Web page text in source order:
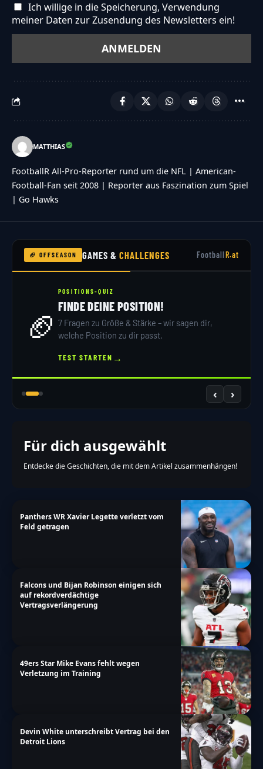
Ich willige in die Speicherung, Verwendung
meiner Daten zur Zusendung des Newsletters ein!
MATTHIAS
FootballR All-Pro-Reporter rund um die NFL | American-
Football-Fan seit 2008 | Reporter aus Faszination zum Spiel
| Go Hawks
🏈 OFFSEASON GAMES &CHALLENGES FootballR.at
🏈
POSITIONS-QUIZ
FINDE DEINE POSITION!
7 Fragen zu Größe & Stärke – wir sagen dir,
welche Position zu dir passt.
TEST STARTEN →
‹ ›
Für dich ausgewählt
Entdecke die Geschichten, die mit dem Artikel zusammenhängen!
Panthers WR Xavier Legette verletzt vom
Feld getragen
Falcons und Bijan Robinson einigen sich
auf rekordverdächtige
Vertragsverlängerung
49ers Star Mike Evans fehlt wegen
Verletzung im Training
Devin White unterschreibt Vertrag bei den
Detroit Lions